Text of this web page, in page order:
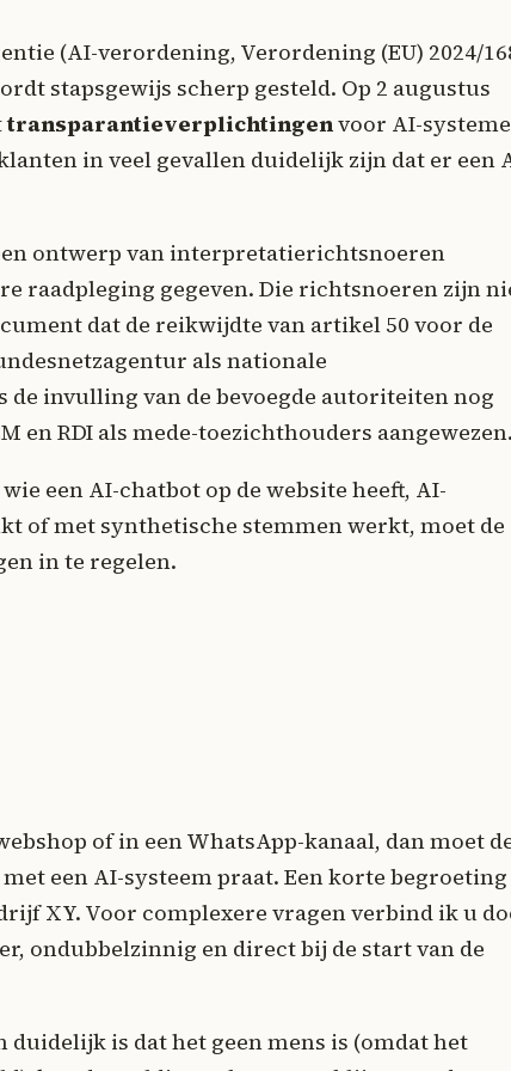
(AI-verordening, Verordening (EU) 2024/
stapsgewijs scherp gesteld. Op 2 augustus
transparantieverplichtingenvoor AI-
in veel gevallen duidelijk zijn dat er een
ontwerp van interpretatierichtsnoeren
raadpleging gegeven. Die richtsnoeren zijn
dat de reikwijdte van artikel 50 voor de
als nationale
invulling van de bevoegde autoriteiten nog
en RDI als mede-toezichthouders aangewezen.
een AI-chatbot op de website heeft, AI-
of met synthetische stemmen werkt, moet de
in te regelen.
of in een WhatsApp-kanaal, dan moet
een AI-systeem praat. Een korte begroeting
XY. Voor complexere vragen verbind ik u
ondubbelzinnig en direct bij de start van de
is dat het geen mens is (omdat het